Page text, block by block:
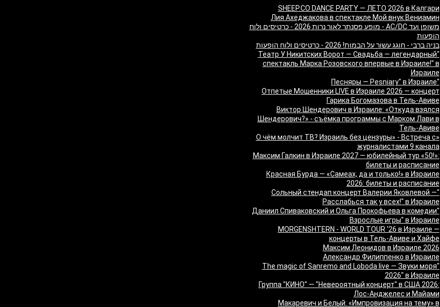
SHEEP.CO DANCE PARTY — ЛЕТО 2026 в Калгари
Лия Ахеджакова в спектакле Мой внук Вениамин
משופן ועד AC/DC - מופע פסנתר לאור נרות 2026 - כרטיסים ולוח
הופעות
בניה ברבי - חוגג עשור על הבמות! 2026 - כרטיסים ולוח הופעות
"Театр У Никитских Ворот — Свадьба — легендарный
спектакль Марка Розовского впервые в Израиле!" в
Израиле
"Песняры — Pesniary" в Израиле
Отпетые Мошенники LIVE в Израиле 2026 — концерт
Гарика Богомазова в Тель-Авиве
Виктор Шендерович в Израиле: «Откуда взялся
Шендерович?» - съёмка программы с Марком Лави в
Тель-Авиве
«О чём молчит ТВ? Израиль без цензуры» - Встреча с
журналистами 9 канала
Максим Галкин в Израиле 2027 — юбилейный тур «50!»:
билеты и расписание
Красная Бурда — «Самеах, да и только!» в Израиле
2026: билеты и расписание
"Сольный стендап концерт Валерии Яковлевой —
Расслабься так у всех!" в Израиле
"Даниил Спиваковский и Ольга Прокофьева в комедии
Взрослые игры" в Израиле
MORGENSHTERN - WORLD TOUR '26 в Израиле —
концерты в Тель-Авиве и Хайфе
Максим Леонидов в Израиле 2026
Александр Филиппенко в Израиле
"The magic of Sanremo and Loboda live — Звуки моря
2026" в Израиле
Группа "КИНО" — "Невероятный концерт" в США 2026:
Лос-Анджелес и Майами
Макаревич и Белый: «Импровизация на тему» в